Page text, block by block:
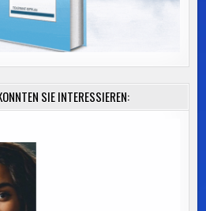
SIE INTERESSIEREN: